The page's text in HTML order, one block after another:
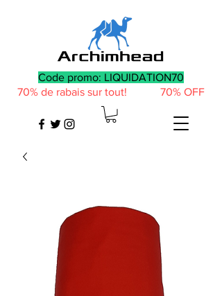
Code promo: LIQUIDATION70
70% de rabais sur tout! 70% OFF